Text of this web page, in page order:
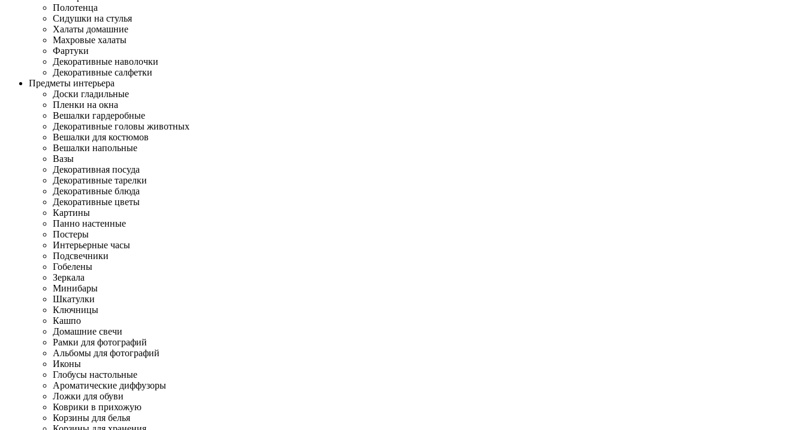
Полотенца
Сидушки на стулья
Халаты домашние
Махровые халаты
Фартуки
Декоративные наволочки
Декоративные салфетки
Предметы интерьера
Доски гладильные
Пленки на окна
Вешалки гардеробные
Декоративные головы животных
Вешалки для костюмов
Вешалки напольные
Вазы
Декоративная посуда
Декоративные тарелки
Декоративные блюда
Декоративные цветы
Картины
Панно настенные
Постеры
Интерьерные часы
Подсвечники
Гобелены
Зеркала
Минибары
Шкатулки
Ключницы
Кашпо
Домашние свечи
Рамки для фотографий
Альбомы для фотографий
Иконы
Глобусы настольные
Ароматические диффузоры
Ложки для обуви
Коврики в прихожую
Корзины для белья